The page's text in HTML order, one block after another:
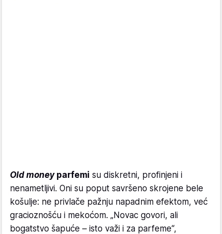
Old moneyparfemi su diskretni, profinjeni i
nenametljivi. Oni su poput savršeno skrojene bele
košulje: ne privlače pažnju napadnim efektom, već
gracioznošću i mekoćom. „Novac govori, ali
bogatstvo šapuće – isto važi i za parfeme“,